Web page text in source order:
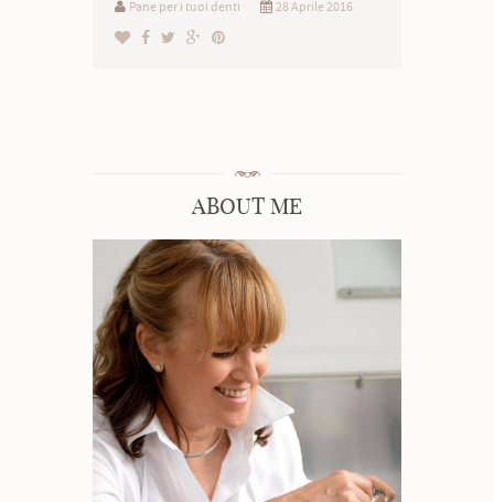
Pane per i tuoi denti 28 Aprile 2016
ABOUT ME